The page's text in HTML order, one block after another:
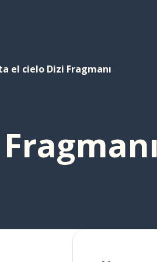
el cielo Dizi Fragmanı